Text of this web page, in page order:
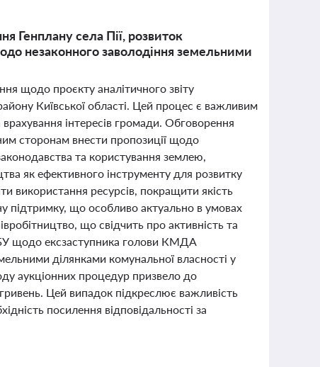
Генплану села Пії, розвиток
незаконного заволодіння земельними
щодо проєкту аналітичного звіту
Київської області. Цей процес є важливим
інтересів громади. Обговорення
сторонам внести пропозиції щодо
та користування землею,
як ефективного інструменту для розвитку
використання ресурсів, покращити якість
підтримку, що особливо актуально в умовах
що свідчить про активність та
щодо ексзаступника голови КМДА
ділянками комунальної власності у
аукціонних процедур призвело до
Цей випадок підкреслює важливість
посилення відповідальності за